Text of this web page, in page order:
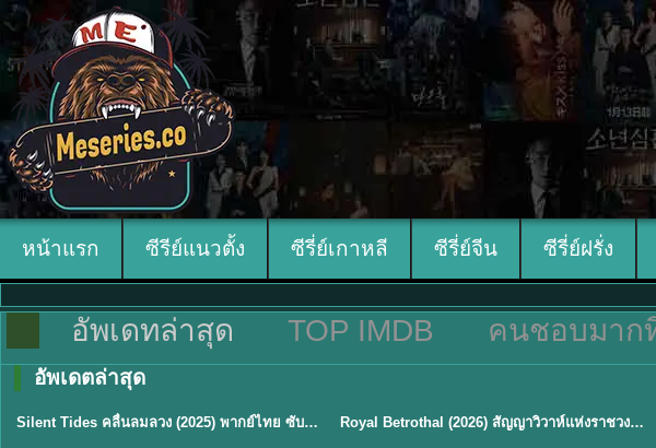
หน้าแรก ซีรีย์แนวตั้ง ซีรี่ย์เกาหลี ซีรี่ย์จีน ซีรี่ย์ฝรั่ง
อัพเดทล่าสุด TOP IMDB คนชอบมาก
อัพเดตล่าสุด
★9.5
พากย์ไทย
Silent Tides คลื่นลมลวง (2025) พากย์ไทย ซับไทย EP.1-31 ★9 Royal Betrothal (2026) สัญญาวิวาห์แห่งราชวงศ์ พากย์ไทย ซับไทย EP1-32